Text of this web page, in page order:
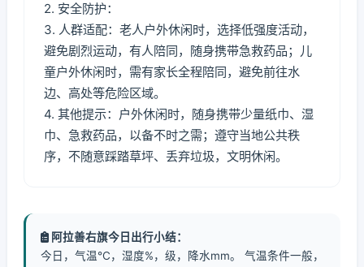
2. 安全防护：
3. 人群适配：老人户外休闲时，选择低强度活动，
避免剧烈运动，有人陪同，随身携带急救药品；儿
童户外休闲时，需有家长全程陪同，避免前往水
边、高处等危险区域。
4. 其他提示：户外休闲时，随身携带少量纸巾、湿
巾、急救药品，以备不时之需；遵守当地公共秩
序，不随意踩踏草坪、丢弃垃圾，文明休闲。
阿拉善右旗今日出行小结：
今日，气温℃，湿度%，级，降水mm。 气温条件一般，